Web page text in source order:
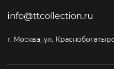
info@ttcollection.ru
г. Москва, ул.